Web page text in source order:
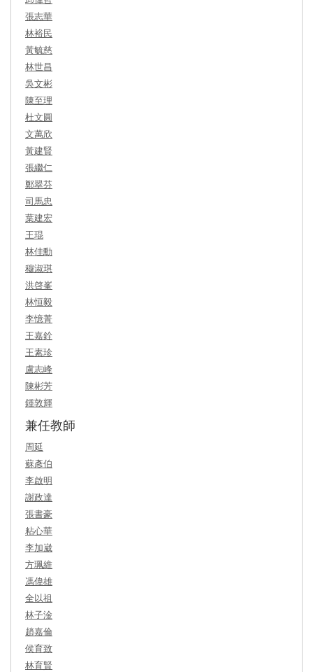
張志華
林裕民
黃毓慈
林世昌
吳文彬
陳至理
杜文圓
文萬欣
黃建賢
張繼仁
鄭翠芬
司馬忠
葉建宏
王琨
林佳勳
穆淑琪
洪啓峯
林恒毅
李憶菁
王嘉銓
王素珍
盧志峰
陳彬芳
鍾敦輝
兼任教師
周延
蘇彥伯
李啟明
謝政達
張書豪
粘心華
李加崴
方珮維
馮偉雄
全以祖
林子淦
趙嘉倫
侯育致
林育賢